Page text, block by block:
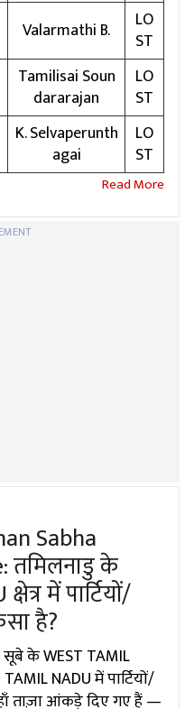
Valarmathi B.
LO
ST
Tamilisai Soun
dararajan
LO
ST
K. Selvaperunth
agai
LO
ST
Sabha
तमिलनाडु के
में पार्टियों/
है?
के WEST TAMIL
NADU में पार्टियों/
ताज़ा आंकड़े दिए गए हैं —